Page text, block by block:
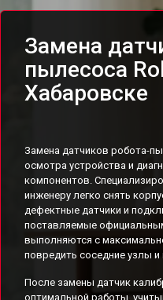
Замена
пылесоса
Хабаровске
Замена датчиков робота-
осмотра устройства и
компонентов.
инженеру легко снять
дефектные датчики и
поставляемые
выполняются с
повредить соседние узлы
После замены датчик
оптимальной работы,